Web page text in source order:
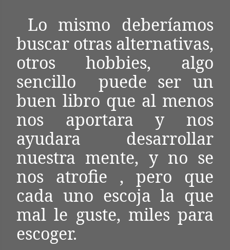
Lo mismo deberíamos
buscar otras alternativas,
otros hobbies, algo
sencillo puede ser un
buen libro que al menos
nos aportara y nos
ayudara desarrollar
nuestra mente, y no se
nos atrofie , pero que
cada uno escoja la que
mal le guste, miles para
escoger.